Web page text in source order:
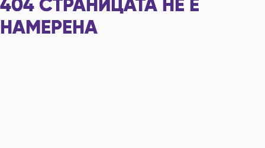
404 СТРАНИЦАТА НЕ Е
НАМЕРЕНА